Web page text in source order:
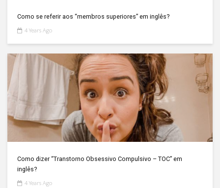
Como se referir aos “membros superiores” em inglês?
4 Years Ago
Como dizer “Transtorno Obsessivo Compulsivo – TOC” em
inglês?
4 Years Ago